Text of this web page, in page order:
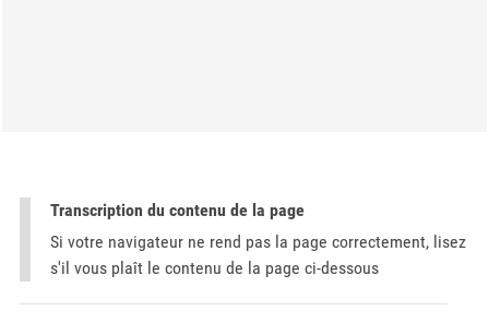
Transcription du contenu de la page
Si votre navigateur ne rend pas la page correctement, lisez
s'il vous plaît le contenu de la page ci-dessous